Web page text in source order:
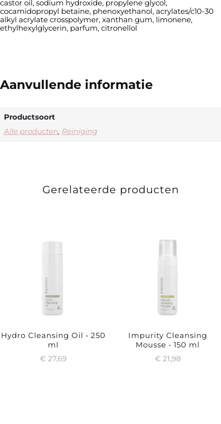
castor oil, sodium hydroxide, propylene glycol,
cocamidopropyl betaine, phenoxyethanol, acrylates/c10-30
alkyl acrylate crosspolymer, xanthan gum, limonene,
ethylhexylglycerin, parfum, citronellol
Aanvullende informatie
Productsoort
Alle producten, Reiniging
Gerelateerde producten
Hydro Cleansing Oil • 250
ml
€ 27,69
Impurity Cleansing
Mousse • 150 ml
€ 21,98